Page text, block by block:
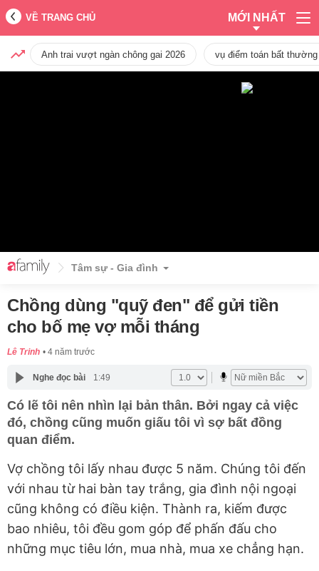
VỀ TRANG CHỦ MỚI NHẤT
Anh trai vượt ngàn chông gai 2026 vụ điểm toán bất
Tâm sự - Gia đình
Chồng dùng "quỹ đen" để gửi tiền
cho bố mẹ vợ mỗi tháng
Lê Trinh 4 năm trước
Nghe đọc bài 1:49
Có lẽ tôi nên nhìn lại bản thân. Bởi ngay cả việc
đó, chồng cũng muốn giấu tôi vì sợ bất đồng
quan điểm.
Vợ chồng tôi lấy nhau được 5 năm. Chúng tôi đến
với nhau từ hai bàn tay trắng, gia đình nội ngoại
cũng không có điều kiện. Thành ra, kiếm được
bao nhiêu, tôi đều gom góp để phấn đấu cho
những mục tiêu lớn, mua nhà, mua xe chẳng hạn.